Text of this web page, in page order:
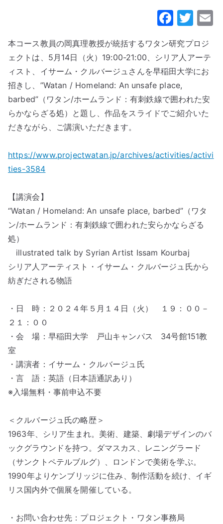
F
c
e
b
o
o
T
it
te
r
本コース教員の岡真理教授が統括するワタン研究プロジ
ェクトは、5月14日（火）19:00-21:00、シリア人アーテ
ィスト、イサーム・クルバージュさんを早稲田大学にお
招きし、”Watan / Homeland: An unsafe place,
barbed”（ワタン/ホームランド：有刺鉄線で囲われた安
らかならざる処）と題し、作品をスライドでご紹介いた
だきながら、ご講演いただきます。
https://www.projectwatan.jp/archives/activities/activi
ties-3584
【講演会】
“Watan / Homeland: An unsafe place, barbed”（ワタ
ン/ホームランド：有刺鉄線で囲われた安らかならざる
処）
illustrated talk by Syrian Artist Issam Kourbaj
シリア人アーティスト・イサーム・クルバージュ氏から
紡ぎだされる物語
・日 時：２０２４年５月１４日（火） １９：００－
２１：００
・会 場：早稲田大学 戸山キャンパス 34号館151教
室
・講演者：イサーム・クルバージュ氏
・言 語：英語（日本語通訳あり）
※入場無料・事前申込不要
＜クルバージュ氏の略歴＞
1963年、シリア生まれ。美術、建築、劇場デザインのバ
ックグラウンドを持つ。ダマスカス、レニングラード
（サンクトペテルブルグ）、ロンドンで美術を学ぶ。
1990年よりケンブリッジに住み、制作活動を続け、イギ
リス国内外で個展を開催している。
・お問い合わせ先：プロジェクト・ワタン事務局